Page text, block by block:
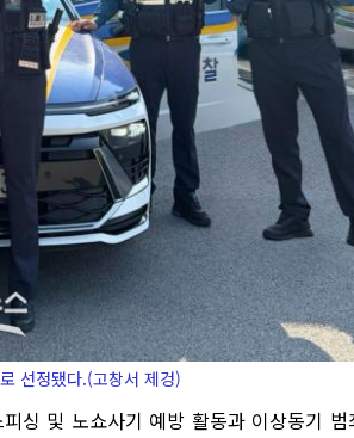
선정됐다.(고창서 제겅)
싱 및 노쇼사기 예방 활동과 이상동기 범